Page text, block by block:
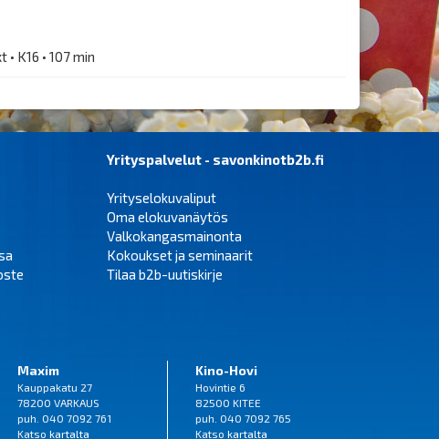
K16 • 107 min
Yrityspalvelut - savonkinotb2b.fi
Yrityselokuvaliput
Oma elokuvanäytös
Valkokangasmainonta
Kokoukset ja seminaarit
Tilaa b2b-uutiskirje
Maxim
Kauppakatu 27
78200 VARKAUS
puh. 040 7092 761
Katso kartalta
Kino-Hovi
Hovintie 6
82500 KITEE
puh. 040 7092 765
Katso kartalta